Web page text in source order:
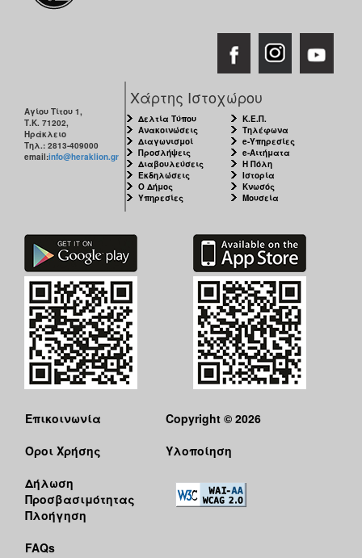
Αγίου Τίτου 1,
Τ.Κ. 71202,
Ηράκλειο
Τηλ.: 2813-409000
email:info@heraklion.gr
Χάρτης Ιστοχώρου
Δελτία Τύπου
Ανακοινώσεις
Διαγωνισμοί
Προσλήψεις
Διαβουλεύσεις
Εκδηλώσεις
Ο Δήμος
Υπηρεσίες
Κ.Ε.Π.
Τηλέφωνα
e-Υπηρεσίες
e-Αιτήματα
Η Πόλη
Ιστορία
Κνωσός
Μουσεία
Επικοινωνία
Όροι Χρήσης
Δήλωση
Προσβασιμότητας
Πλοήγηση
FAQs
Copyright © 2026
Υλοποίηση